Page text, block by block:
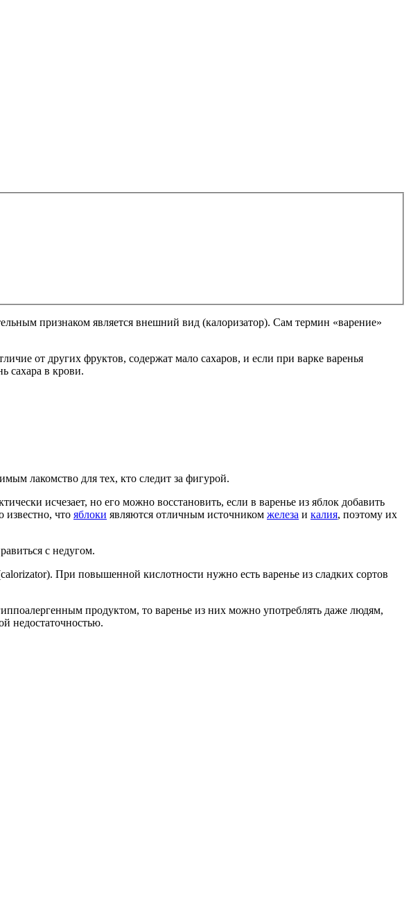
признаком является внешний вид (калоризатор). Сам термин «варение»
от других фруктов, содержат мало сахаров, и если при варке варенья
сахара в крови.
лакомство для тех, кто следит за фигурой.
исчезает, но его можно восстановить, если в варенье из яблок добавить
известно, что яблоки являются отличным источником железа и калия, поэтому их
с недугом.
При повышенной кислотности нужно есть варенье из сладких сортов
продуктом, то варенье из них можно употреблять даже людям,
недостаточностью.